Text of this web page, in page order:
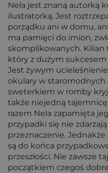
Nela jest znaną autorką
ilustratorką. Jest
porządku ani w domu,
ma pamięci do imion,
skomplikowanych. Kilian
który z dużym
Jest żywym
okulary w staromodnych
sweterkiem w romby
także niejedną tajemnicę
razem Nela zapamięta
przypadki się nie
przeznaczenie.
są do końca
przeszłości. Nie zawsze
początkiem czegoś